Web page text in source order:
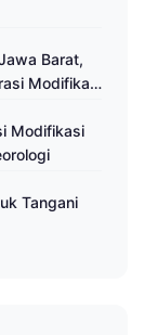
Barat,
Modifikasi
Modifikasi
Tangani